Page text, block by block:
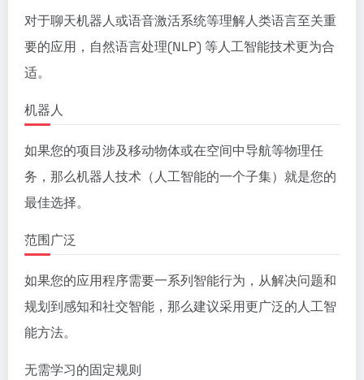
对于聊天机器人或语音激活系统等理解人类语言至关重
要的应用，自然语言处理(NLP) 等人工智能技术更为合
适。
机器人
如果您的项目涉及移动物体或在空间中导航等物理任
务，那么机器人技术（人工智能的一个子集）就是您的
最佳选择。
范围广泛
如果您的应用程序需要一系列智能行为，从解决问题和
规划到感知和社交智能，那么建议采用更广泛的人工智
能方法。
无需学习的固定规则